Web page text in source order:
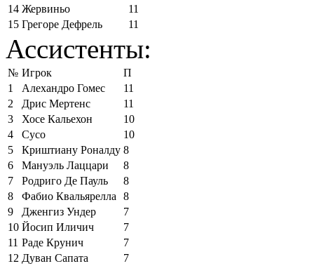
14 Жервиньо
11
15 Грегоре Дефрель 11
Ассистенты:
№ Игрок
П
1
Алехандро Гомес
11
2
Дрис Мертенс
11
3
Хосе Кальехон
10
4
Сусо
10
5
Криштиану Роналду 8
6
Мануэль Лаццари
8
7
Родриго Де Пауль
8
8
Фабио Квальярелла
8
9
Дженгиз Ундер
7
10 Йосип Иличич
7
11 Раде Крунич
7
12 Дуван Сапата
7